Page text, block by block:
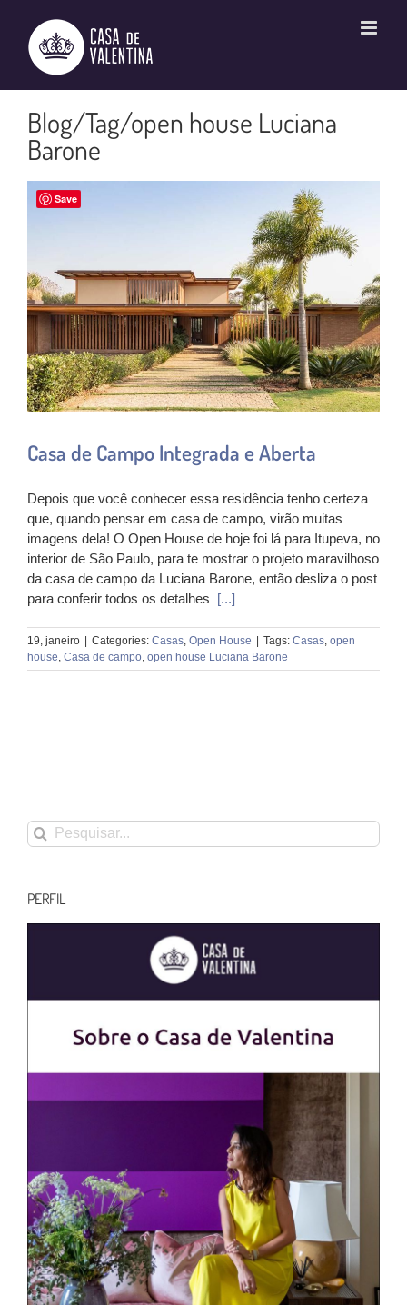
conteúdo
open house Luciana
Barone
Casa de Campo Integrada e Aberta
Depois que você conhecer essa residência tenho certeza
que, quando pensar em casa de campo, virão muitas
imagens dela! O Open House de hoje foi lá para Itupeva, no
interior de São Paulo, para te mostrar o projeto maravilhoso
da casa de campo da Luciana Barone, então desliza o post
para conferir todos os detalhes [...]
19, janeiro | Categories: Casas Open House | Tags: Casas open
house Casa de campo open house Luciana Barone
Buscar
resultados
PERFIL
Save